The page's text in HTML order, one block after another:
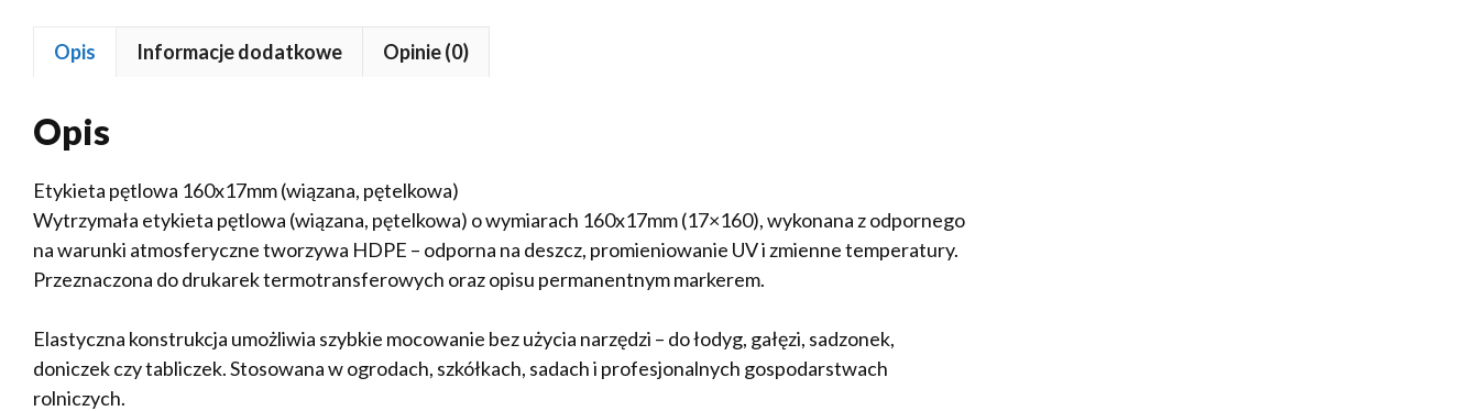
Opis Informacje dodatkowe Opinie (0)
Opis
Etykieta pętlowa 160x17mm (wiązana, pętelkowa)
Wytrzymała etykieta pętlowa (wiązana, pętelkowa) o wymiarach 160x17mm (17×160), wykonana z odpornego
na warunki atmosferyczne tworzywa HDPE – odporna na deszcz, promieniowanie UV i zmienne temperatury.
Przeznaczona do drukarek termotransferowych oraz opisu permanentnym markerem.
Elastyczna konstrukcja umożliwia szybkie mocowanie bez użycia narzędzi – do łodyg, gałęzi, sadzonek,
doniczek czy tabliczek. Stosowana w ogrodach, szkółkach, sadach i profesjonalnych gospodarstwach
rolniczych.